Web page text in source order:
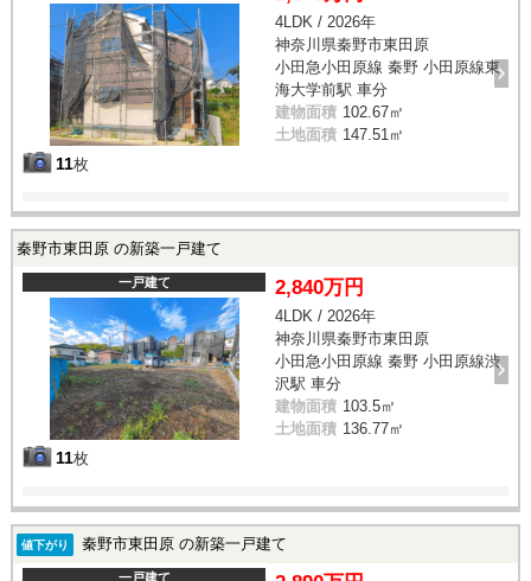
11枚
4LDK / 2026年
神奈川県秦野市東田原
小田急小田原線 秦野 小田原線東
海大学前駅 車分
建物面積 102.67㎡
土地面積 147.51㎡
秦野市東田原 の新築一戸建て
一戸建て
11枚
2,840万円
4LDK / 2026年
神奈川県秦野市東田原
小田急小田原線 秦野 小田原線渋
沢駅 車分
建物面積 103.5㎡
土地面積 136.77㎡
値下がり 秦野市東田原 の新築一戸建て
一戸建て